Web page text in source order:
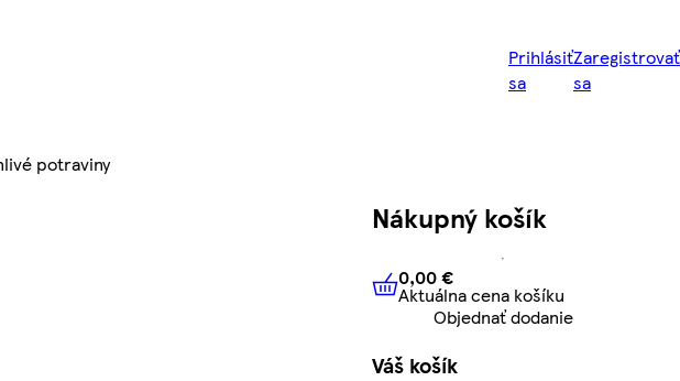
Prihlásiť
sa
Zaregistrovať
sa
potraviny
Nákupný košík
0,00 € Aktuálna cena košíku
0,00 €
Aktuálna cena košíku
Objednať dodanie
Váš košík